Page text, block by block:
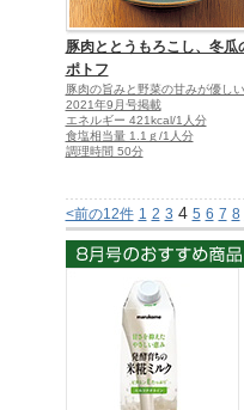
豚肉ととうもろこし、冬瓜
ポトフ
豚肉の旨みと野菜の甘みが優しい
2021年9月号掲載
エネルギー 421kcal/1人分
食塩相当量 1.1ｇ/1人分
調理時間 50分
<前の12件 1 2 3 4 5 6 7 8